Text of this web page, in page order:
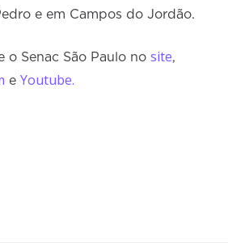
e em Campos do Jordão.
o Senac São Paulo nosite,
eYoutube.